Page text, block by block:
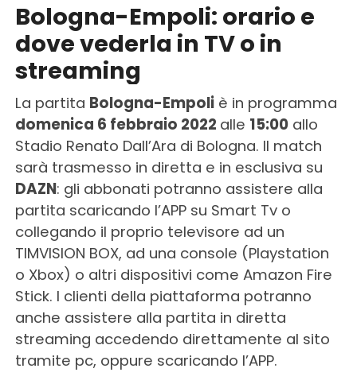
Bologna-Empoli: orario e
dove vederla in TV o in
streaming
La partita Bologna-Empoliè in programma
domenica 6 febbraio 2022 alle 15:00allo
Stadio Renato Dall’Ara di Bologna. Il match
sarà trasmesso in diretta e in esclusiva su
DAZN: gli abbonati potranno assistere alla
partita scaricando l’APP su Smart Tv o
collegando il proprio televisore ad un
TIMVISION BOX, ad una console (Playstation
o Xbox) o altri dispositivi come Amazon Fire
Stick. I clienti della piattaforma potranno
anche assistere alla partita in diretta
streaming accedendo direttamente al sito
tramite pc, oppure scaricando l’APP.